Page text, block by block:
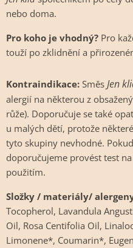
nebo doma.
Pro koho je vhodný? Pro
touží po zklidnění a
Kontraindikace: Směs Jen
alergií na některou z
růže). Doporučuje se také
u malých dětí, protože
tyto skupiny nevhodné.
doporučujeme provést test
použitím.
Složky / materiály/
Tocopherol, Lavandula
Oil, Rosa Centifolia Oil,
Limonene*, Coumarin*,